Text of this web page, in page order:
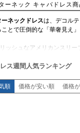
ーネック キャバドレス商
ーネックドレスは、デコルテ
とで圧倒的な「華奢見え
ッシュなアメリカンスリー
デザインまで、ナイトシー
プ。
ーラを放ちます。
メリットは、首元に視線を
知的な美女」の印象を周囲
ス週間人気ランキング
順 価格が安い順 価格